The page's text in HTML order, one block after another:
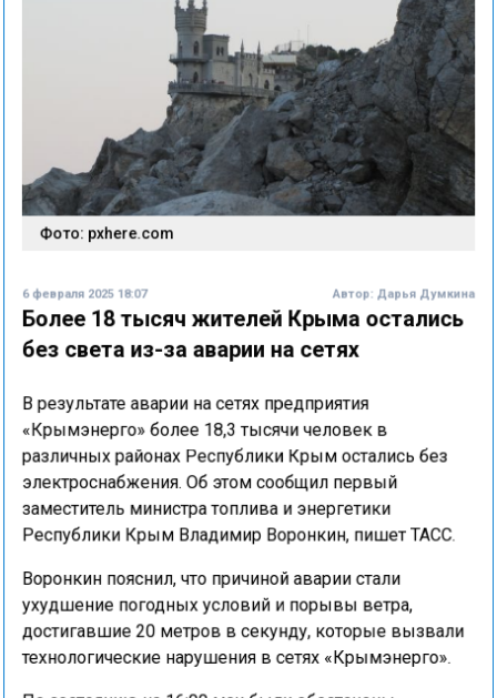
Фото: pxhere.com
6 февраля 2025 18:07 Автор: Дарья Думкина
Более 18 тысяч жителей Крыма остались
без света из-за аварии на сетях
В результате аварии на сетях предприятия
«Крымэнерго» более 18,3 тысячи человек в
различных районах Республики Крым остались без
электроснабжения. Об этом сообщил первый
заместитель министра топлива и энергетики
Республики Крым Владимир Воронкин, пишет ТАСС.
Воронкин пояснил, что причиной аварии стали
ухудшение погодных условий и порывы ветра,
достигавшие 20 метров в секунду, которые вызвали
технологические нарушения в сетях «Крымэнерго».